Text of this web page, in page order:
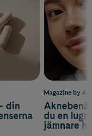
Magazine by
du en
jämnare
din